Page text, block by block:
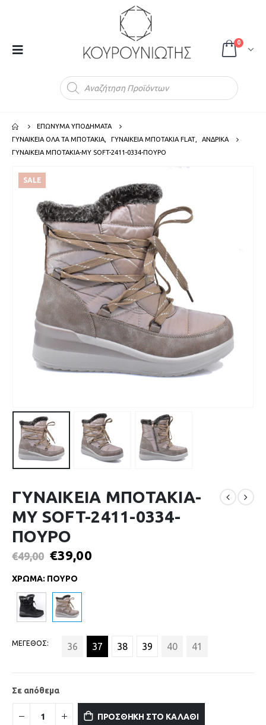
0
ΕΠΩΝΥΜΑ ΥΠΟΔΗΜΑΤΑ
ΓΥΝΑΙΚΕΙΑ ΟΛΑ ΤΑ ΜΠΟΤΑΚΙΑ
ΓΥΝΑΙΚΕΙΑ ΜΠΟΤΑΚΙΑ FLAT
ΑΝΔΡΙΚΑ
ΓΥΝΑΙΚΕΙΑ ΜΠΟΤΑΚΙΑ-MY SOFT-2411-0334-ΠΟΥΡΟ
SALE
ΓΥΝΑΙΚΕΙΑ ΜΠΟΤΑΚΙΑ-
MY SOFT-2411-0334-
ΠΟΥΡΟ
€49,00 €39,00
ΧΡΩΜΑ: ΠΟΥΡΟ
ΜΕΓΕΘΟΣ 36 37 38 39 40 41
Σε απόθεμα
ΠΡΟΣΘΗΚΗ ΣΤΟ ΚΑΛΑΘΙ